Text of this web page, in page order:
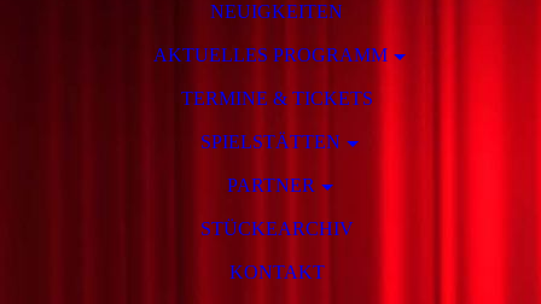
NEUIGKEITEN
AKTUELLES PROGRAMM
TERMINE & TICKETS
SPIELSTÄTTEN
PARTNER
STÜCKEARCHIV
KONTAKT